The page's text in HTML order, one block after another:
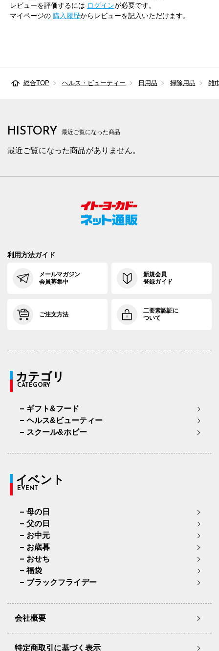
レビューを評価するには ログインが必要です。
マイページの 購入履歴からレビューを記入いただけます。
総合TOP ヘルス・ビューティー 日用品 掃除用品 雑
HISTORY 最近ご覧になった商品
最近ご覧になった商品がありません。
利用方法ガイド
メールマガジン
会員募集中
新規会員
登録ガイド
ご注文方法
二要素認証に
ついて
カテゴリ
CATEGORY
ギフト&フード
ヘルス&ビューティー
スクール&ホビー
イベント
EVENT
母の日
父の日
お中元
お歳暮
おせち
福袋
ブラックフライデー
会社概要
特定商取引に基づく表示